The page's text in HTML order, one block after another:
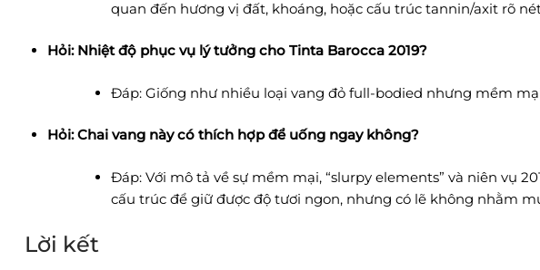
quan đến hương vị đất, khoáng, hoặc cấu trúc tannin/axit rõ
Hỏi: Nhiệt độ phục vụ lý tưởng cho Tinta Barocca 2019?
Đáp: Giống như nhiều loại vang đỏ full-bodied nhưng mềm
Hỏi: Chai vang này có thích hợp để uống ngay không?
Đáp: Với mô tả về sự mềm mại, “slurpy elements” và niên vụ
cấu trúc để giữ được độ tươi ngon, nhưng có lẽ không nhằm
Lời kết